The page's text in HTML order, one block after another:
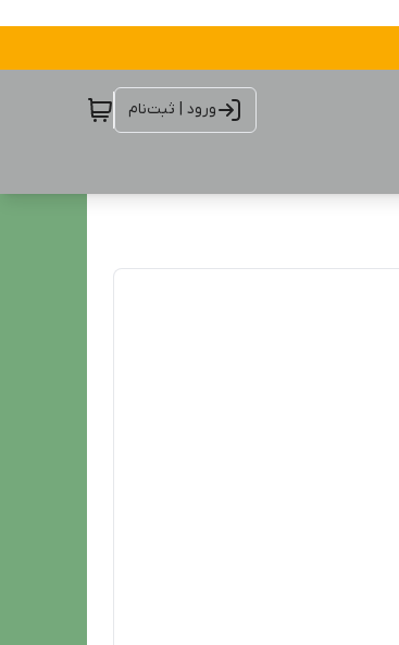
ورود | ثبت‌نام